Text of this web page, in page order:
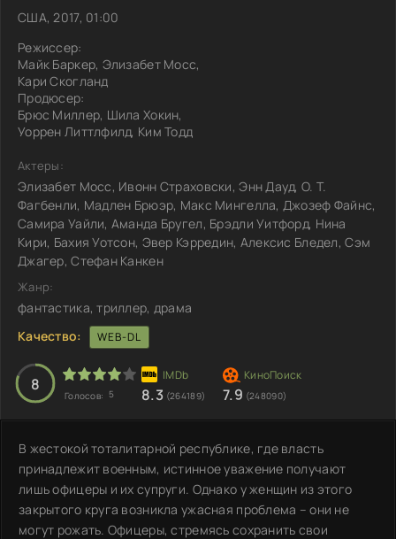
США, 2017, 01:00
Режиссер:
Майк Баркер, Элизабет Мосс,
Кари Скогланд
Продюсер:
Брюс Миллер, Шила Хокин,
Уоррен Литтлфилд, Ким Тодд
Актеры:
Элизабет Мосс, Ивонн Страховски, Энн Дауд, О. Т.
Фагбенли, Мадлен Брюэр, Макс Мингелла, Джозеф Файнс,
Самира Уайли, Аманда Бругел, Брэдли Уитфорд, Нина
Кири, Бахия Уотсон, Эвер Кэрредин, Алексис Бледел, Сэм
Джагер, Стефан Канкен
Жанр:
фантастика, триллер, драма
Качество:
WEB-DL
8
Голосов: 5 8.3 (264189) 7.9 (248090)
В жестокой тоталитарной республике, где власть
принадлежит военным, истинное уважение получают
лишь офицеры и их супруги. Однако у женщин из этого
закрытого круга возникла ужасная проблема – они не
могут рожать. Офицеры, стремясь сохранить свои